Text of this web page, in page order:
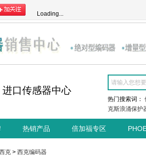
Loading...
进口传感器中心
热门搜索词：
克斯浪涌保护
热销产品 倍加福专区
克 > 西克编码器